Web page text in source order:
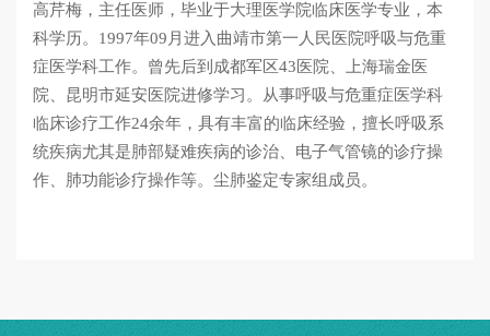
高芹梅，主任医师，毕业于大理医学院临床医学专业，本
科学历。1997年09月进入曲靖市第一人民医院呼吸与危重
症医学科工作。曾先后到成都军区43医院、上海瑞金医
院、昆明市延安医院进修学习。从事呼吸与危重症医学科
临床诊疗工作24余年，具有丰富的临床经验，擅长呼吸系
统疾病尤其是肺部疑难疾病的诊治、电子气管镜的诊疗操
作、肺功能诊疗操作等。尘肺鉴定专家组成员。